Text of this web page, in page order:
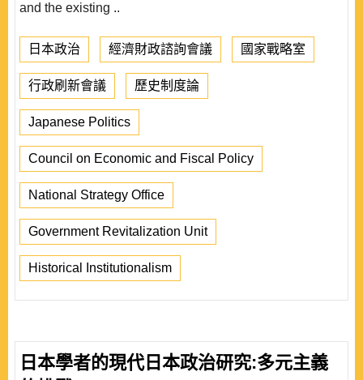
and the existing ..
日本政治 經濟財政諮詢會議 國家戰略室
行政刷新會議 歷史制度論
Japanese Politics
Council on Economic and Fiscal Policy
National Strategy Office
Government Revitalization Unit
Historical Institutionalism
日本學者的現代日本政治研究:多元主義